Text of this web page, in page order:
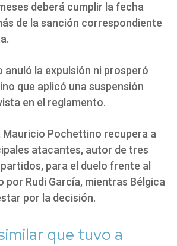
deberá cumplir la fecha
de la sanción correspondiente
anuló la expulsión ni prosperó
que aplicó una suspensión
en el reglamento.
Mauricio Pochettino recupera a
atacantes, autor de tres
para el duelo frente al
por Rudi García, mientras Bélgica
por la decisión.
que tuvo a